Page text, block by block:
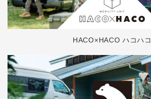
HACO×HACO ハコハコ